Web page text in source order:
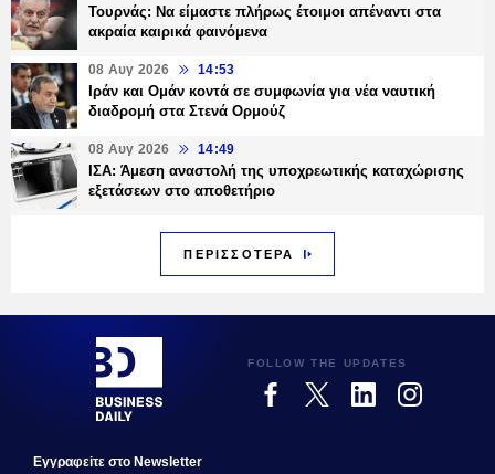
Τουρνάς: Να είμαστε πλήρως έτοιμοι απέναντι στα
ακραία καιρικά φαινόμενα
08 Αυγ 2026 14:53
Ιράν και Ομάν κοντά σε συμφωνία για νέα ναυτική
διαδρομή στα Στενά Ορμούζ
08 Αυγ 2026 14:49
ΙΣΑ: Άμεση αναστολή της υποχρεωτικής καταχώρισης
εξετάσεων στο αποθετήριο
ΠΕΡΙΣΣΟΤΕΡΑ
FOLLOW THE UPDATES
Εγγραφεiτε στο Newsletter